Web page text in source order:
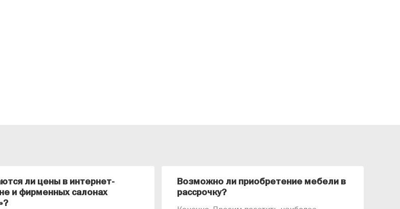
ли цены в интернет-
и фирменных салонах
Возможно ли приобретение мебели в
рассрочку?